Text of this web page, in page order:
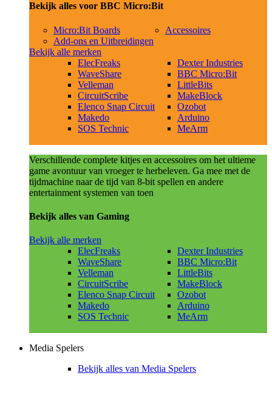
Bekijk alles voor BBC Micro:Bit
Micro:Bit Boards
Add-ons en Uitbreidingen
Accessoires
Bekijk alle merken
ElecFreaks
WaveShare
Velleman
CircuitScribe
Elenco Snap Circuit
Makedo
SOS Technic
Dexter Industries
BBC Micro:Bit
LittleBits
MakeBlock
Ozobot
Arduino
MeArm
Verschillende complete kitjes en accessoires om het ultieme
game avontuur van vroeger te herbeleven. Ga mee met de
tijdmachine naar de tijd van 8-bit spellen en andere
entertainment systemen van toen
Bekijk alles van Gaming
Bekijk alle merken
ElecFreaks
WaveShare
Velleman
CircuitScribe
Elenco Snap Circuit
Makedo
SOS Technic
Dexter Industries
BBC Micro:Bit
LittleBits
MakeBlock
Ozobot
Arduino
MeArm
Media Spelers
Bekijk alles van Media Spelers